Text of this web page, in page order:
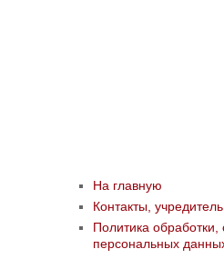
На главную
Контакты,
Политика
персональных